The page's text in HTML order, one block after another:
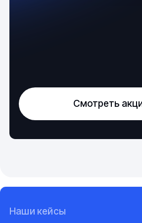
Смотреть
Наши кейсы